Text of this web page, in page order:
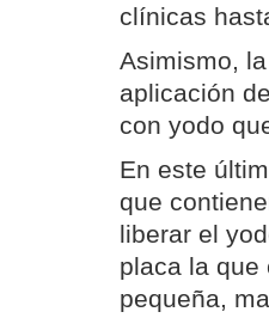
clínicas
Asimismo,
aplicación
con yodo
En este
que
liberar el
placa la que
pequeña,